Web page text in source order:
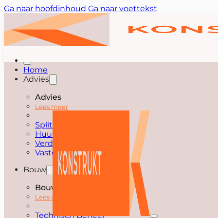
Ga naar hoofdinhoud Ga naar voettekst
Home
Advies
Advies
Lees meer
Splitsen
Huurdersbegeleiding
Verduurzamen
Vastgoedoptimalisatie
Bouw
Bouw
Lees meer
Technisch Beheer